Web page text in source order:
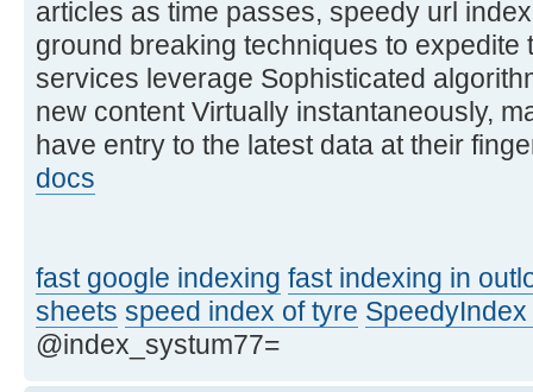
articles as time passes, speedy url
ground breaking techniques to expedite
services leverage Sophisticated
new content Virtually instantaneously,
have entry to the latest data at their
docs
fast google indexing fast indexing in
sheets speed index of tyre
@index_systum77=